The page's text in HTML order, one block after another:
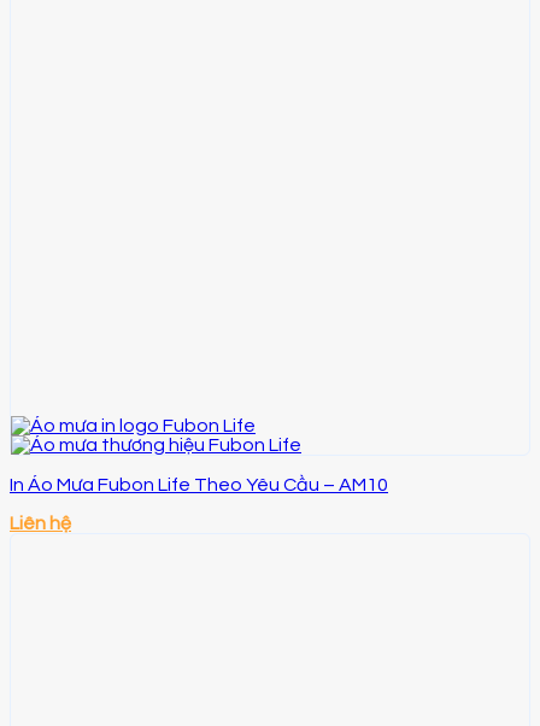
In Áo Mưa Fubon Life Theo Yêu Cầu – AM10
Liên hệ